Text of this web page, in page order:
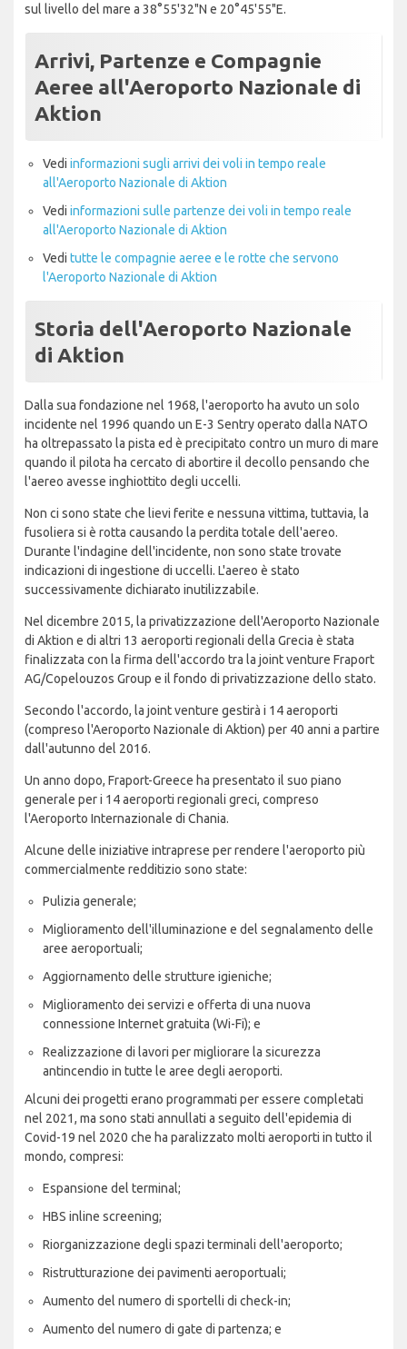
sul livello del mare a 38°55'32"N e 20°45'55"E.
Arrivi, Partenze e Compagnie
Aeree all'Aeroporto Nazionale di
Aktion
Vedi informazioni sugli arrivi dei voli in tempo reale
all'Aeroporto Nazionale di Aktion
Vedi informazioni sulle partenze dei voli in tempo reale
all'Aeroporto Nazionale di Aktion
Vedi tutte le compagnie aeree e le rotte che servono
l'Aeroporto Nazionale di Aktion
Storia dell'Aeroporto Nazionale
di Aktion
Dalla sua fondazione nel 1968, l'aeroporto ha avuto un solo
incidente nel 1996 quando un E-3 Sentry operato dalla NATO
ha oltrepassato la pista ed è precipitato contro un muro di mare
quando il pilota ha cercato di abortire il decollo pensando che
l'aereo avesse inghiottito degli uccelli.
Non ci sono state che lievi ferite e nessuna vittima, tuttavia, la
fusoliera si è rotta causando la perdita totale dell'aereo.
Durante l'indagine dell'incidente, non sono state trovate
indicazioni di ingestione di uccelli. L'aereo è stato
successivamente dichiarato inutilizzabile.
Nel dicembre 2015, la privatizzazione dell'Aeroporto Nazionale
di Aktion e di altri 13 aeroporti regionali della Grecia è stata
finalizzata con la firma dell'accordo tra la joint venture Fraport
AG/Copelouzos Group e il fondo di privatizzazione dello stato.
Secondo l'accordo, la joint venture gestirà i 14 aeroporti
(compreso l'Aeroporto Nazionale di Aktion) per 40 anni a partire
dall'autunno del 2016.
Un anno dopo, Fraport-Greece ha presentato il suo piano
generale per i 14 aeroporti regionali greci, compreso
l'Aeroporto Internazionale di Chania.
Alcune delle iniziative intraprese per rendere l'aeroporto più
commercialmente redditizio sono state:
Pulizia generale;
Miglioramento dell'illuminazione e del segnalamento delle
aree aeroportuali;
Aggiornamento delle strutture igieniche;
Miglioramento dei servizi e offerta di una nuova
connessione Internet gratuita (Wi-Fi); e
Realizzazione di lavori per migliorare la sicurezza
antincendio in tutte le aree degli aeroporti.
Alcuni dei progetti erano programmati per essere completati
nel 2021, ma sono stati annullati a seguito dell'epidemia di
Covid-19 nel 2020 che ha paralizzato molti aeroporti in tutto il
mondo, compresi:
Espansione del terminal;
HBS inline screening;
Riorganizzazione degli spazi terminali dell'aeroporto;
Ristrutturazione dei pavimenti aeroportuali;
Aumento del numero di sportelli di check-in;
Aumento del numero di gate di partenza; e